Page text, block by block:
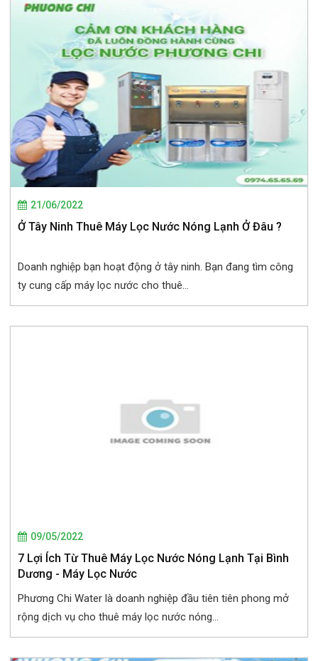
21/06/2022
Ở Tây Ninh Thuê Máy Lọc Nước Nóng Lạnh Ở Đâu ?
Doanh nghiệp bạn hoạt động ở tây ninh. Bạn đang tìm công
ty cung cấp máy lọc nước cho thuê...
09/05/2022
7 Lợi Ích Từ Thuê Máy Lọc Nước Nóng Lạnh Tại Bình
Dương - Máy Lọc Nước
Phương Chi Water là doanh nghiệp đầu tiên tiên phong mở
rộng dịch vụ cho thuê máy lọc nước nóng...